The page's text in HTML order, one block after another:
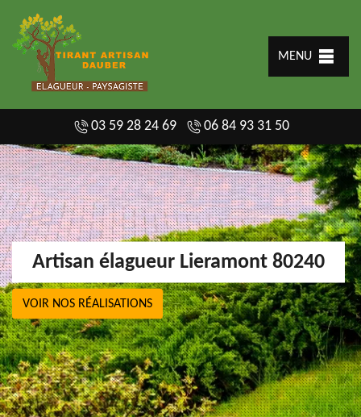
MENU
03 59 28 24 69 06 84 93 31 50
Artisan élagueur Lieramont 80240
VOIR NOS RÉALISATIONS